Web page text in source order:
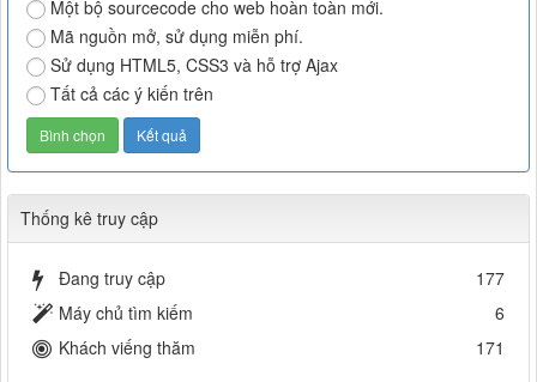
Một bộ sourcecode cho web hoàn toàn mới.
Mã nguồn mở, sử dụng miễn phí.
Sử dụng HTML5, CSS3 và hỗ trợ Ajax
Tất cả các ý kiến trên
Thống kê truy cập
Đang truy cập
177
Máy chủ tìm kiếm
6
Khách viếng thăm
171